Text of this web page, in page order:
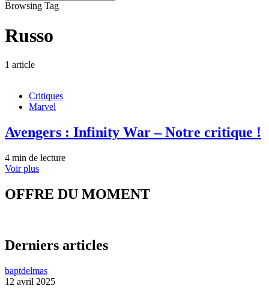
Browsing Tag
Russo
1 article
Critiques
Marvel
Avengers : Infinity War – Notre critique !
4 min de lecture
Voir plus
OFFRE DU MOMENT
Derniers articles
baptdelmas
12 avril 2025